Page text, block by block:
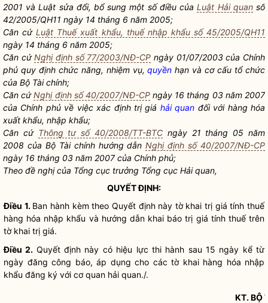
2001 và Luật sửa đổi, bổ sung một số điều củaLuật Hải quansố
42/2005/QH11 ngày 14 tháng 6 năm 2005;
Căn cứLuật Thuế xuất khẩu, thuế nhập khẩu số 45/2005/QH11
ngày 14 tháng 6 năm 2005;
Căn cứNghị định số 77/2003/NĐ-CP ngày 01/07/2003 của Chính
phủ quy định chức năng, nhiệm vụ,quyền hạn và cơ cấu tổ chức
của Bộ Tài chính;
Căn cứNghị định số 40/2007/NĐ-CPngày 16 tháng 03 năm 2007
của Chính phủ về việc xác định trị giá hải quan đối với hàng hóa
xuất khẩu, nhập khẩu;
Căn cứ Thông tư số 40/2008/TT-BTC ngày 21 tháng 05 năm
2008 của Bộ Tài chính hướng dẫnNghị định số 40/2007/NĐ-CP
ngày 16 tháng 03 năm 2007 của Chính phủ;
Theo đề nghị của Tổng cục trưởng Tổng cục Hải quan,
QUYẾT ĐỊNH:
Điều 1. Ban hành kèm theo Quyết định này tờ khai trị giá tính thuế
hàng hóa nhập khẩu và hướng dẫn khai báo trị giá tính thuế trên
tờ khai trị giá.
Điều 2. Quyết định này có hiệu lực thi hành sau 15 ngày kể từ
ngày đăng công báo, áp dụng cho các tờ khai hàng hóa nhập
khẩu đăng ký với cơ quan hải quan./.
KT.BỘ